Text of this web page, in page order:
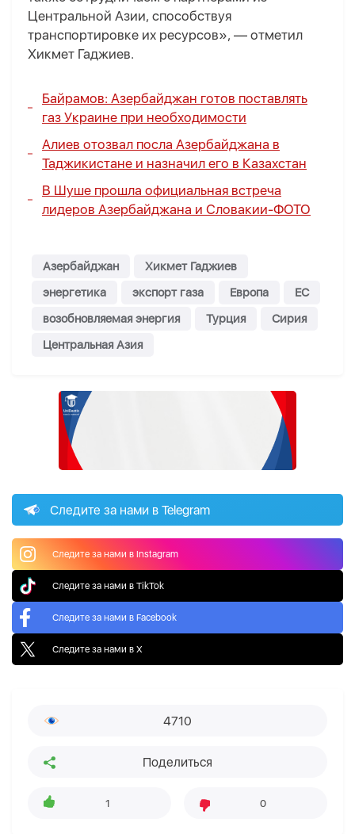
Центральной Азии, способствуя
транспортировке их ресурсов», — отметил
Хикмет Гаджиев.
Байрамов: Азербайджан готов поставлять
газ Украине при необходимости
Алиев отозвал посла Азербайджана в
Таджикистане и назначил его в Казахстан
В Шуше прошла официальная встреча
лидеров Азербайджана и Словакии-ФОТО
Азербайджан
Хикмет Гаджиев
энергетика
экспорт газа Европа
ЕС
возобновляемая энергия
Турция
Сирия
Центральная Азия
Следите за нами в Telegram
Следите за нами в Instagram
Следите за нами в TikTok
Следите за нами в Facebook
Следите за нами в X
4710
Поделиться
1 0